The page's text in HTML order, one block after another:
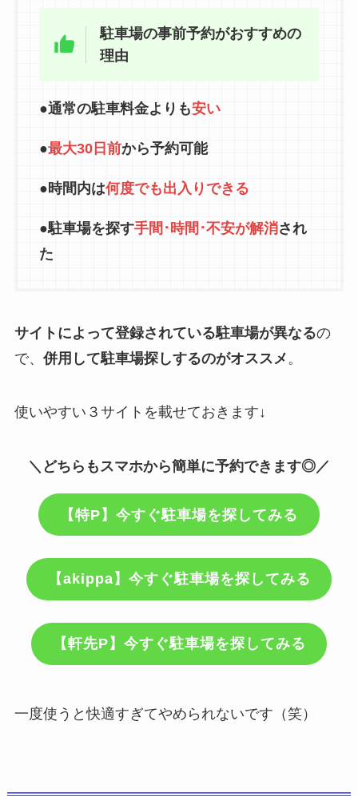
駐車場の事前予約がおすすめの
理由
●通常の駐車料金よりも安い
●最大30日前から予約可能
●時間内は何度でも出入りできる
●駐車場を探す手間･時間･不安が解消され
た
サイトによって登録されている駐車場が異なるの
で、 併用して駐車場探しするのがオススメ 。
使いやすい３サイトを載せておきます↓
＼どちらもスマホから簡単に予約できます◎／
【特P】 今すぐ駐車場を探してみる
【akippa】今すぐ駐車場を探してみる
【軒先P】今すぐ駐車場を探してみる
一度使うと快適すぎてやめられないです（笑）